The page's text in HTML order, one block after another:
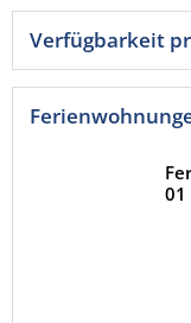
Verfügbarkeit
01